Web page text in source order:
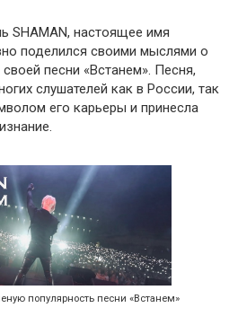
SHAMAN, настоящее имя
поделился своими мыслями о
песни «Встанем». Песня,
слушателей как в России, так
его карьеры и принесла
популярность песни «Встанем»